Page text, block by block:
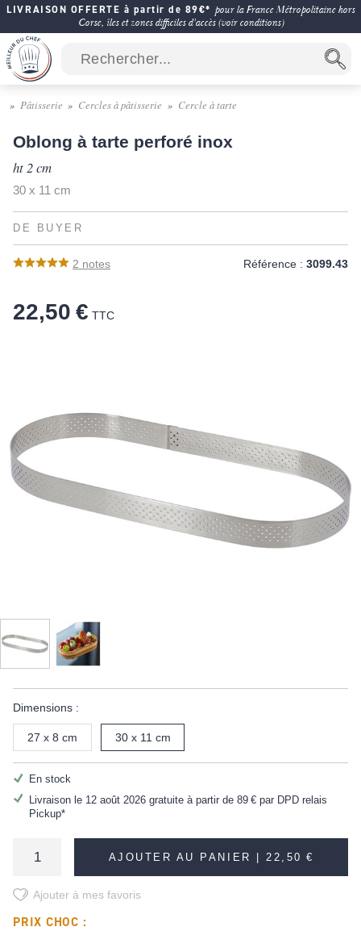
LIVRAISON OFFERTE à partir de 89€* pour la France Métropolitaine hors
Corse, îles et zones difficiles d'accès (voir conditions)
Pâtisserie Cercles à pâtisserie Cercle à tarte
Oblong à tarte perforé inox
ht 2 cm
30 x 11 cm
DE BUYER
2 notes Référence : 3099.43
22,50 € TTC
Dimensions :
27 x 8 cm 30 x 11 cm
En stock
Livraison le 12 août 2026 gratuite à partir de 89 €par DPD relais
Pickup*
AJOUTER AU PANIER | 22,50 €
Ajouter à mes favoris
PRIX CHOC :